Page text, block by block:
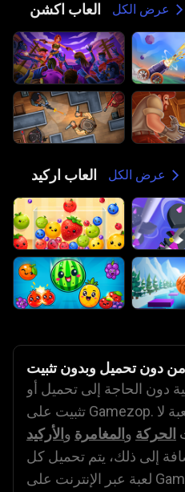
العاب اكشن عرض الكل
العاب اركيد عرض الكل
من دون تحميل وبدون تثبيت
دون الحاجة إلى تحميل أو
تثبيت على Gamezop. ستجد أكثر من 250 لعبة لا
الحركة و المغامرة و الأركيد
إلى ذلك، يتم تحميل كل
لعبة عبر الإنترنت على Gamezop في غضون ثوانٍ